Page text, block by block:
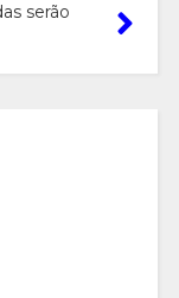
serão